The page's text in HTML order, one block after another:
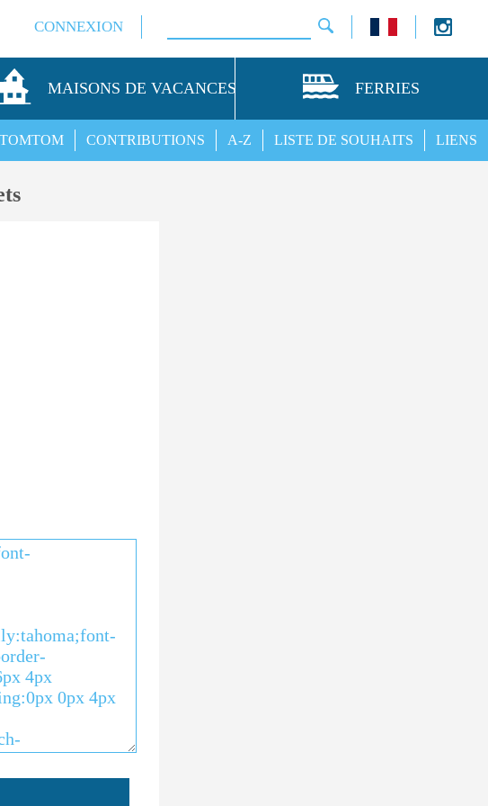
CONNEXION
MAISONS DE VACANCES FERRIES
LIENS
LISTE DE SOUHAITS
A-Z
CONTRIBUTIONS
TOMTOM